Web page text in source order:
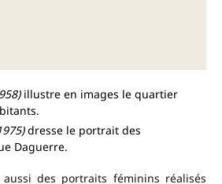
illustre en images le quartier
dresse le portrait des
Daguerre.
aussi des portraits féminins réalisés